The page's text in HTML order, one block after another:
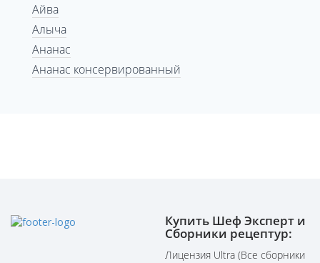
Айва
Алыча
Ананас
Ананас консервированный
Купить Шеф Эксперт и
Сборники рецептур:
Лицензия Ultra (Все сборники